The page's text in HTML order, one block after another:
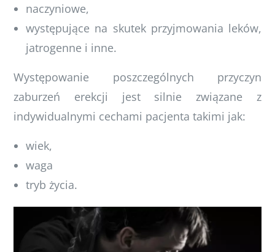
naczyniowe,
występujące na skutek przyjmowania leków,
jatrogenne i inne.
Występowanie poszczególnych przyczyn
zaburzeń erekcji jest silnie związane z
indywidualnymi cechami pacjenta takimi jak:
wiek,
waga
tryb życia.